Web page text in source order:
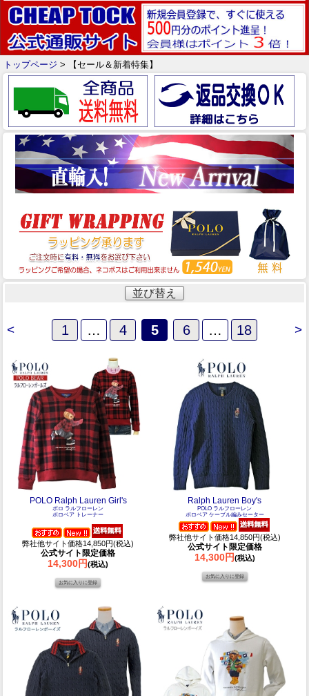
トップページ > 【セール＆新着特集】
並び替え
< >
1 … 4 5 6 … 18
POLO Ralph Lauren Girl's
ポロ ラルフローレン
ポロベア トレーナー
弊社他サイト価格14,850円(税込)
公式サイト限定価格
14,300円(税込)
Ralph Lauren Boy's
POLO ラルフローレン
ポロベア ケーブル編みセーター
弊社他サイト価格14,850円(税込)
公式サイト限定価格
14,300円(税込)